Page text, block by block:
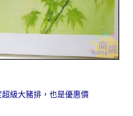
級大豬排，也是優惠價